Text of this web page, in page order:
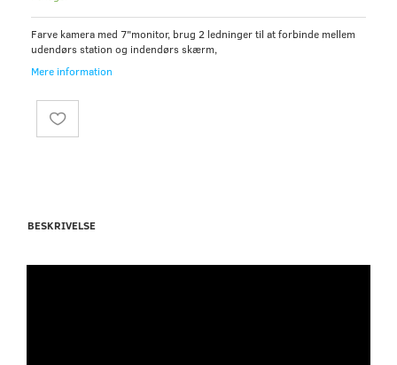
Farve kamera med 7"monitor, brug 2 ledninger til at forbinde mellem
udendørs station og indendørs skærm,
Mere information
BESKRIVELSE